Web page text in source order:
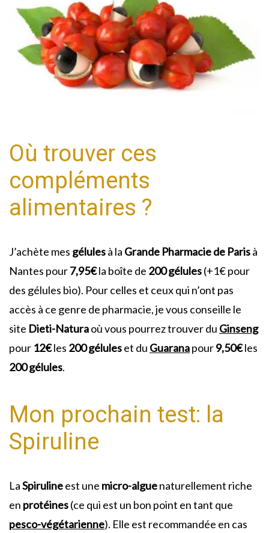
Où trouver ces
compléments
alimentaires ?
J’achète mes gélulesà la Grande Pharmacie de Parisà
Nantes pour7,95€la boîte de 200 gélules(+1€ pour
des gélules bio). Pour celles et ceux qui n’ont pas
accès à ce genre de pharmacie, je vous conseille le
site Dieti-Naturaoù vous pourrez trouver du Ginseng
pour 12€les 200 géluleset du Guaranapour9,50€les
200 gélules.
Mon prochain test: la
Spiruline
LaSpirulineest une micro-alguenaturellement riche
en protéines(ce qui est un bon point en tant que
pesco-végétarienne). Elle est recommandée en cas